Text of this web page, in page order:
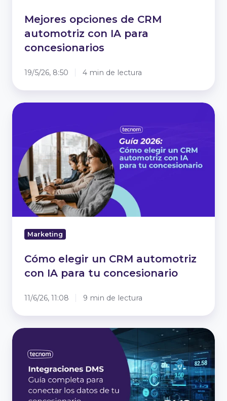
Mejores opciones de CRM
automotriz con IA para
concesionarios
19/5/26, 8:50 4 min de lectura
Cómo
CRM
automotriz
con
IA
para
concesionario
Marketing
Cómo elegir un CRM automotriz
con IA para tu concesionario
11/6/26, 11:08 9 min de lectura
Integraciones
guía
completa
para